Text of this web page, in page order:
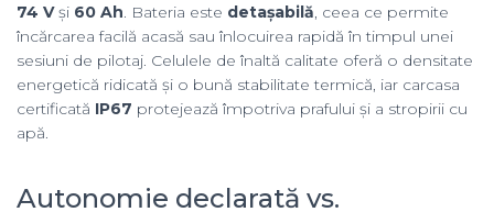
74 Vși 60 Ah. Bateria este detașabilă, ceea ce permite
încărcarea facilă acasă sau înlocuirea rapidă în timpul unei
sesiuni de pilotaj. Celulele de înaltă calitate oferă o densitate
energetică ridicată și o bună stabilitate termică, iar carcasa
certificată IP67 protejează împotriva prafului și a stropirii cu
apă.
Autonomie declarată vs.